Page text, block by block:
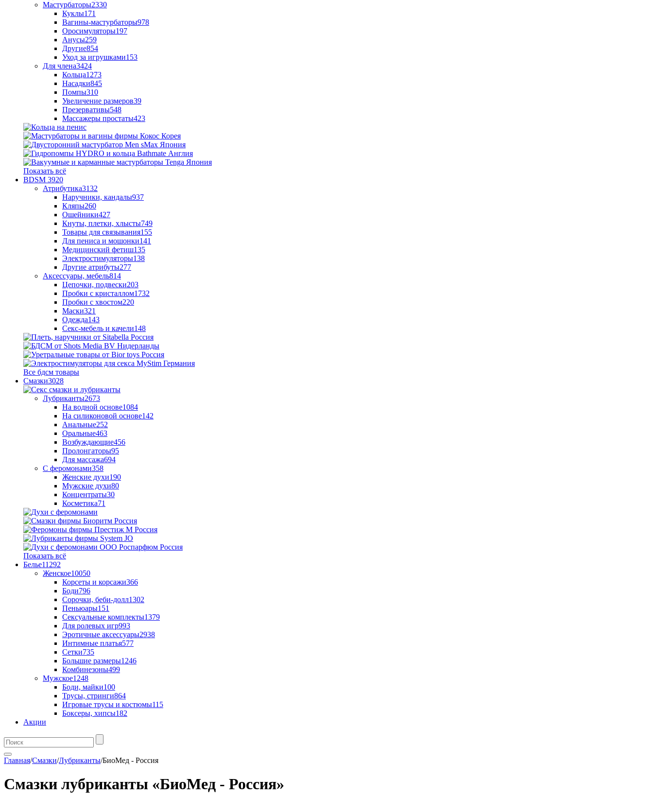
Мастурбаторы2330
Куклы171
Вагины-мастурбаторы978
Оросимуляторы197
Анусы259
Другие854
Уход за игрушками153
Для члена3424
Кольца1273
Насадки845
Помпы310
Увеличение размеров39
Презервативы548
Массажеры простаты423
Показать всё
BDSM 3920
Атрибутика3132
Наручники, кандалы937
Кляпы260
Ошейники427
Кнуты, плетки, хлысты749
Товары для связывания155
Для пениса и мошонки141
Медицинский фетиш135
Электростимуляторы138
Другие атрибуты277
Аксессуары, мебель814
Цепочки, подвески203
Пробки с кристаллом1732
Пробки с хвостом220
Маски321
Одежда143
Секс-мебель и качели148
Все бдсм товары
Смазки3028
Лубриканты2673
На водной основе1084
На силиконовой основе142
Анальные252
Оральные463
Возбуждающие456
Пролонгаторы95
Для массажа694
С феромонами358
Женские духи190
Мужские духи80
Концентраты30
Косметика71
Показать всё
Белье11292
Женское10050
Корсеты и корсажи366
Боди796
Сорочки, беби-долл1302
Пеньюары151
Сексуальные комплекты1379
Для ролевых игр993
Эротичные аксессуары2938
Интимные платья577
Сетки735
Большие размеры1246
Комбинезоны499
Мужское1248
Боди, майки100
Трусы, стринги864
Игровые трусы и костюмы115
Боксеры, хипсы182
Акции
Главная/Смазки/Лубриканты/БиоМед - Россия
Смазки лубриканты «БиоМед - Россия»